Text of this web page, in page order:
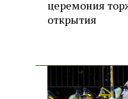
церемония
открытия